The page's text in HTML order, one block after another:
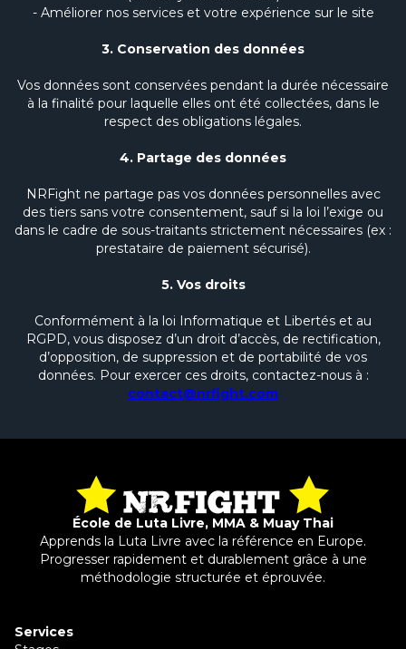
- Améliorer nos services et votre expérience sur le site
3. Conservation des données
Vos données sont conservées pendant la durée nécessaire
à la finalité pour laquelle elles ont été collectées, dans le
respect des obligations légales.
4. Partage des données
NRFight ne partage pas vos données personnelles avec
des tiers sans votre consentement, sauf si la loi l’exige ou
dans le cadre de sous-traitants strictement nécessaires (ex :
prestataire de paiement sécurisé).
5. Vos droits
Conformément à la loi Informatique et Libertés et au
RGPD, vous disposez d’un droit d’accès, de rectification,
d’opposition, de suppression et de portabilité de vos
données. Pour exercer ces droits, contactez-nous à :
contact@nrfight.com
École de Luta Livre, MMA & Muay Thai
Apprends la Luta Livre avec la référence en Europe.
Progresser rapidement et durablement grâce à une
méthodologie structurée et éprouvée.
Services